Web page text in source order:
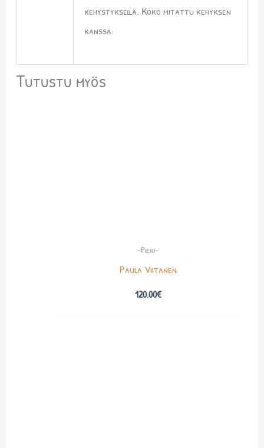
kehystyksellä. Koko mitattu kehyksen
kanssa.
Tutustu myös
-Pieni-
Paula Viitanen
120.00€